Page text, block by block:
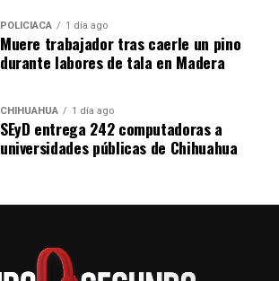
POLICIACA 1 día ago
Muere trabajador tras caerle un pino
durante labores de tala en Madera
CHIHUAHUA 1 día ago
SEyD entrega 242 computadoras a
universidades públicas de Chihuahua